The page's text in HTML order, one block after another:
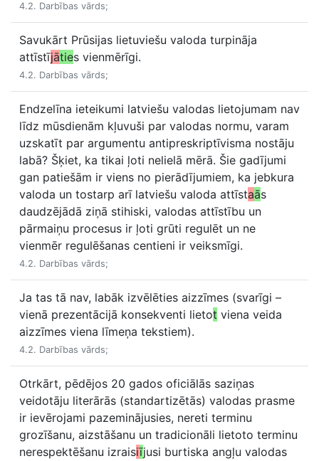
4.2. Darbības vārds;
Savukārt Prūsijas lietuviešu valoda turpināja
attīstījāties vienmērīgi.
4.2. Darbības vārds;
Endzelīna ieteikumi latviešu valodas lietojumam nav
līdz mūsdienām kļuvuši par valodas normu, varam
uzskatīt par argumentu antipreskriptīvisma nostāju
labā? Šķiet, ka tikai ļoti nelielā mērā. Šie gadījumi
gan patiešām ir viens no pierādījumiem, ka jebkura
valoda un tostarp arī latviešu valoda attīstaās
daudzējādā ziņā stihiski, valodas attīstību un
pārmaiņu procesus ir ļoti grūti regulēt un ne
vienmēr regulēšanas centieni ir veiksmīgi.
4.2. Darbības vārds;
Ja tas tā nav, labāk izvēlēties aizzīmes (svarīgi –
vienā prezentācijā konsekventi lietot viena veida
aizzīmes viena līmeņa tekstiem).
4.2. Darbības vārds;
Otrkārt, pēdējos 20 gados oficiālās saziņas
veidotāju literārās (standartizētās) valodas prasme
ir ievērojami pazeminājusies, nereti terminu
grozīšanu, aizstāšanu un tradicionāli lietoto terminu
nerespektēšanu izraisiījusi burtiska angļu valodas